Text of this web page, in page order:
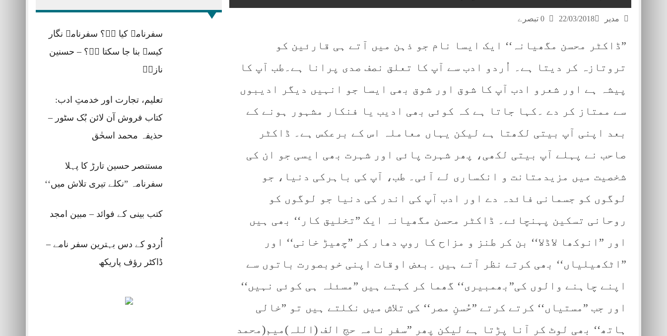
ڈاکٹر اعظم بنگلزئی کا اولین سفرنامہ: ”دیو سائی‘‘، ایک ماہرِ معالج کا دلچسپ سفرنامہ – محمد اکبر خان اکبر
”خاموش فضا‘‘ محمدراشد فرہاد کے سفر سخن کی منزلِ چہارم – محمد اکبر خان اکبر
سفرنامہ کیا ہے؟ سفرنامہ نگار
کیسے بنا جا سکتا ہے؟ – حسنین
نازشؔ
تعلیم، تجارت اور خدمتِ ادب:
کتاب فروش آن لائن بُک سٹور –
حذیفہ محمد اسحٰق
مستنصر حسین تارڑ کا پہلا
سفرنامہ ”نکلے تیری تلاش میں‘‘
کتب بینی کے فوائد – مبین امجد
اُردو کے دس بہترین سفر نامے –
ڈاکٹر رؤف پاریکھ
مدیر 22/03/2018
”ڈاکٹر محسن مگھیانہ‘‘ ایک ایسا نام جو ذہن میں آتے ہی قارئین کو
تروتازہ کر دیتا ہے۔ اُردو ادب سے آپ کا تعلق نصف صدی پرانا ہے۔طب آپ کا
پیشہ ہے اور شعرو ادب آپ کا شوق اور شوق بھی ایسا جو انہیں دیگر ادیبوں
سے ممتاز کر دے ۔کہا جاتا ہے کہ کوئی بھی ادیب یا فنکار مشہور ہونے کے
بعد اپنی آپ بیتی لکھتا ہے لیکن یہاں معاملہ اس کے برعکس ہے۔ ڈاکٹر
صاحب نے پہلے آپ بیتی لکھی، پھر شہرت پائی اور شہرت بھی ایسی جو ان کی
شخصیت میں مزیدمتانت و انکساری لے آئی۔ طب، آپ کی باہرکی دنیا، جو
لوگوں کو جسمانی فائدہ دے اور ادب آپ کی اندر کی دنیا جو لوگوں کو
روحانی تسکین پہنچائے۔ ڈاکٹر محسن مگھیانہ ایک ”تخلیق کار‘‘ بھی ہیں
اور ”انوکھا لاڈلا‘‘ بن کر طنز و مزاح کا روپ دھار کر ”چھیڑ خانی‘‘ اور
”اٹکھیلیاں‘‘ بھی کرتے نظر آتے ہیں ۔بعض اوقات اپنی خوبصورت باتوں سے
اپنے چاہنے والوں کی”بھمبیری‘‘ گھما کر کہتے ہیں ”مسئلہ ہی کوئی نہیں‘‘
اور جب ”مستیاں‘‘ کرتے کرتے ”حُسنِ مصر‘‘ کی تلاش میں نکلتے ہیں تو ”خالی
ہاتھ‘‘ بھی لوٹ کر آنا پڑتا ہے لیکن پھر ”سفر نامہ حج الف (اللہ)میم(محمد